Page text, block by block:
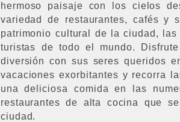
hermoso paisaje con los cielos
variedad de restaurantes, cafés y
patrimonio cultural de la ciudad,
turistas de todo el mundo.
diversión con sus seres queridos
vacaciones exorbitantes y recorra
una deliciosa comida en las
restaurantes de alta cocina que
ciudad.